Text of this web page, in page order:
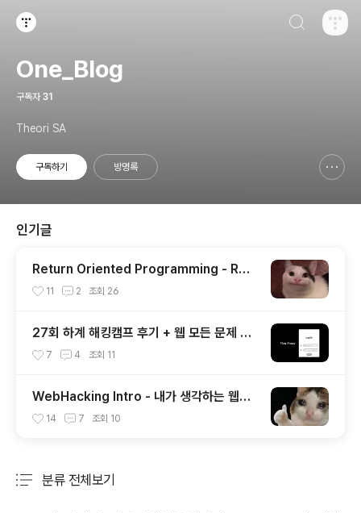
One_Blog
구독자 31
Theori SA
구독하기 방명록
인기글
Return Oriented Programming - ROP
완벽이해
11 2 조회 26
27회 하계 해킹캠프 후기 + 웹 모든 문제 라
이트업
7 4 조회 11
WebHacking Intro - 내가 생각하는 웹해
킹의 공부 방향
14 7 조회 10
분류 전체보기